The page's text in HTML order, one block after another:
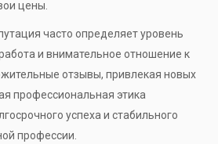
цены.
часто определяет уровень
и внимательное отношение к
отзывы, привлекая новых
профессиональная этика
успеха и стабильного
профессии.